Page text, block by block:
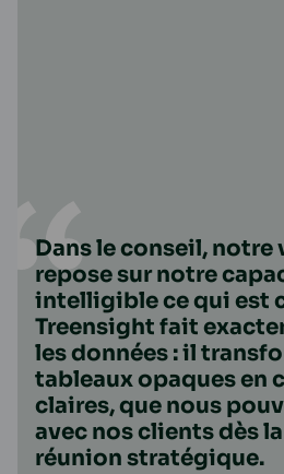
Dans le conseil, notre
repose sur notre
intelligible ce qui est
Treensight fait
les données : il
tableaux opaques en
claires, que nous
avec nos clients dès
réunion stratégique.